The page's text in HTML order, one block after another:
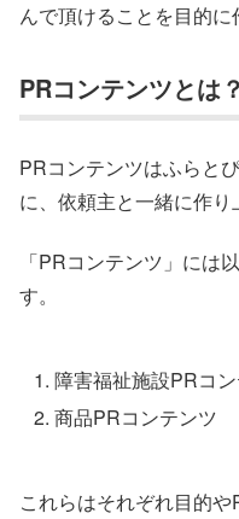
んで頂けることを目的に
PRコンテンツとは？
PRコンテンツはふらと
に、依頼主と一緒に作り
「PRコンテンツ」には
す。
障害福祉施設PRコ
商品PRコンテンツ
これらはそれぞれ目的